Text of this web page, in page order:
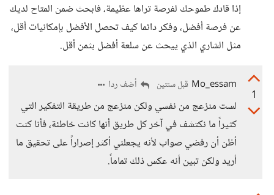
إذا قادك طموحك لفرصة تراها عظيمة، فابحث ضمن المتاح لديك
عن فرصة أفضل، وفكر دائما كيف تحصل الأفضل بإمكانيات أقل،
مثل الشاري الذي ييحث عن سلعة أفضل بثمن أقل.
1
Mo_essam قبل سنتين أضف ردا
لست منزعج من نفسي ولكن منزعج من طريقة التفكير التي
كثيراً ما نكتشف في آخر كل طريق أنها كانت خاطئة، فأنا كنت
أظن أن رفضي صواب لأنه يجعلني أكثر إصراراً على تحقيق ما
أريد ولكن تبين أنه عكس ذلك تماماً.